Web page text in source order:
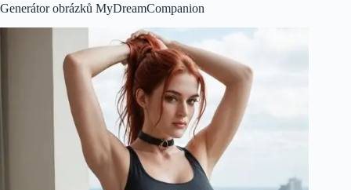
Generátor obrázků MyDreamCompanion